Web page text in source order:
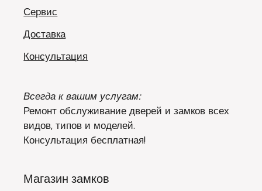
Сервис
Доставка
Консультация
Всегда к вашим услугам:
Ремонт обслуживание дверей и замков всех
видов, типов и моделей.
Консультация бесплатная!
Магазин замков